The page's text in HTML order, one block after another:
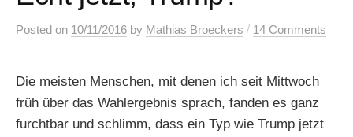
Posted on 10/11/2016 by Mathias Broeckers / 14 Comments
Die meisten Menschen, mit denen ich seit Mittwoch
früh über das Wahlergebnis sprach, fanden es ganz
furchtbar und schlimm, dass ein Typ wie Trump jetzt